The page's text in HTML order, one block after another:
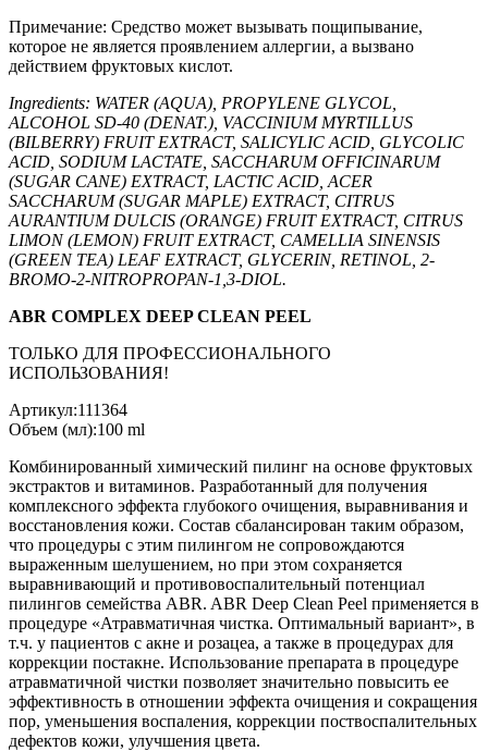
Примечание: Средство может вызывать пощипывание,
которое не является проявлением аллергии, а вызвано
действием фруктовых кислот.
Ingredients: WATER (AQUA), PROPYLENE GLYCOL,
ALCOHOL SD-40 (DENAT.), VACCINIUM MYRTILLUS
(BILBERRY) FRUIT EXTRACT, SALICYLIC ACID, GLYCOLIC
ACID, SODIUM LACTATE, SACCHARUM OFFICINARUM
(SUGAR CANE) EXTRACT, LACTIC ACID, ACER
SACCHARUM (SUGAR MAPLE) EXTRACT, CITRUS
AURANTIUM DULCIS (ORANGE) FRUIT EXTRACT, CITRUS
LIMON (LEMON) FRUIT EXTRACT, CAMELLIA SINENSIS
(GREEN TEA) LEAF EXTRACT, GLYCERIN, RETINOL, 2-
BROMO-2-NITROPROPAN-1,3-DIOL.
ABR COMPLEX DEEP CLEAN PEEL
ТОЛЬКО ДЛЯ ПРОФЕССИОНАЛЬНОГО
ИСПОЛЬЗОВАНИЯ!
Артикул:111364
Объем (мл):100 ml
Комбинированный химический пилинг на основе фруктовых
экстрактов и витаминов. Разработанный для получения
комплексного эффекта глубокого очищения, выравнивания и
восстановления кожи. Состав сбалансирован таким образом,
что процедуры с этим пилингом не сопровождаются
выраженным шелушением, но при этом сохраняется
выравнивающий и противовоспалительный потенциал
пилингов семейства ABR. ABR Deep Clean Peel применяется в
процедуре «Атравматичная чистка. Оптимальный вариант», в
т.ч. у пациентов с акне и розацеа, а также в процедурах для
коррекции постакне. Использование препарата в процедуре
атравматичной чистки позволяет значительно повысить ее
эффективность в отношении эффекта очищения и сокращения
пор, уменьшения воспаления, коррекции поствоспалительных
дефектов кожи, улучшения цвета.